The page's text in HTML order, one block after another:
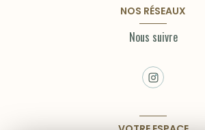
NOS RÉSEAUX
Nous suivre